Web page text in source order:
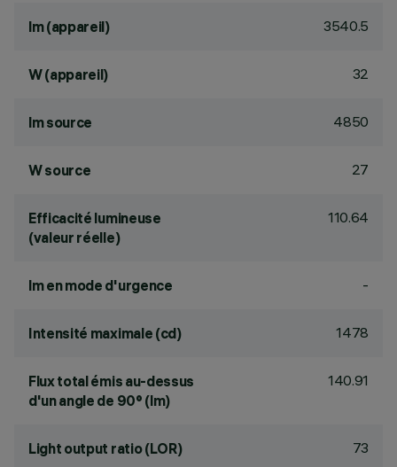
lm (appareil) 3540.5
W (appareil) 32
lm source 4850
W source 27
Efficacité lumineuse
(valeur réelle)
110.64
lm en mode d'urgence -
Intensité maximale (cd) 1478
Flux total émis au-dessus
d'un angle de 90° (lm)
140.91
Light output ratio (LOR) 73